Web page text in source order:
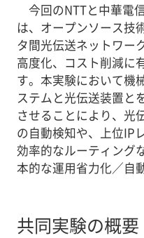
今回のNTTと中華電
は、オープンソース技
タ間光伝送ネットワー
高度化、コスト削減に
す。本実験において機
ステムと光伝送装置と
させることにより、光
の自動検知や、上位IP
効率的なルーティング
本的な運用省力化／自
共同実験の概要